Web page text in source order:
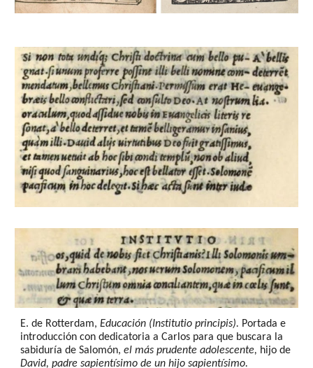
E. de Rotterdam, Educación (Institutio principis). Portada e
introducción con dedicatoria a Carlos para que buscara la
sabiduría de Salomón, el más prudente adolescente,
David, padre sapientísimo de un hijo sapientísimo.